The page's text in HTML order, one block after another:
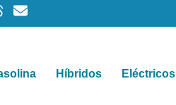
Híbridos Eléctricos